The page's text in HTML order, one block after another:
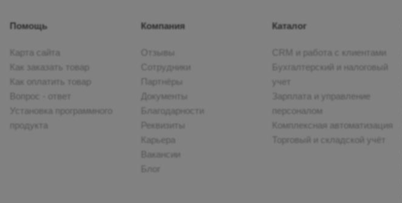
Помощь
Карта сайта
Как заказать товар
Как оплатить товар
Вопрос - ответ
Установка программного
продукта
Компания
Отзывы
Сотрудники
Партнёры
Документы
Благодарности
Реквизиты
Карьера
Вакансии
Каталог
CRM и работа с клиентами
Бухгалтерский и налоговый
учет
Зарплата и управление
персоналом
Комплексная автоматизация
Торговый и складской учёт